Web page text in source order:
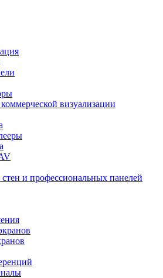
визуализации
и профессиональных панелей